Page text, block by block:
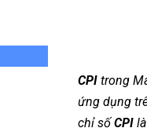
CPItrong
ứng dụng
chỉ sốCPI